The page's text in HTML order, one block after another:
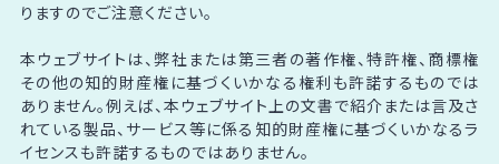
りますのでご注意ください。
本ウェブサイトは、弊社または第三者の著作権、特許権、商標権
その他の知的財産権に基づくいかなる権利も許諾するものでは
ありません。例えば、本ウェブサイト上の文書で紹介または言及さ
れている製品、サービス等に係る知的財産権に基づくいかなるラ
イセンスも許諾するものではありません。